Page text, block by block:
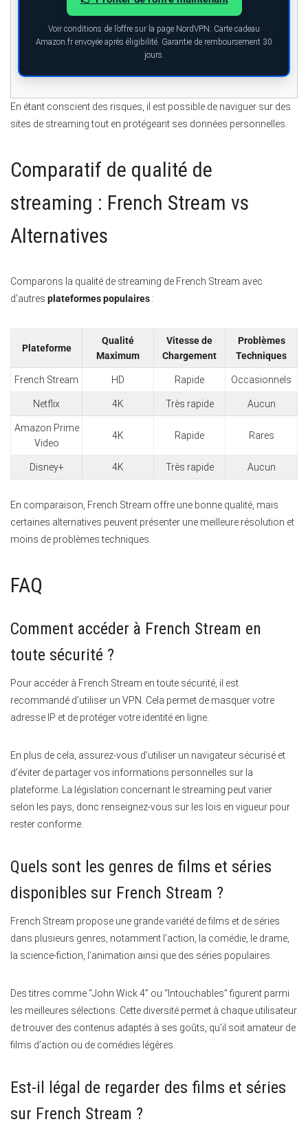
Voir conditions de l’offre sur la page NordVPN. Carte cadeau
Amazon.fr envoyée après éligibilité. Garantie de remboursement 30
jours.
En étant conscient des risques, il est possible de naviguer sur des
sites de streaming tout en protégeant ses données personnelles.
Comparatif de qualité de
streaming : French Stream vs
Alternatives
Comparons la qualité de streaming de French Stream avec
d’autres plateformes populaires :
Plateforme
Qualité
Maximum
Vitesse de
Chargement
Problèmes
Techniques
French Stream HD Rapide Occasionnels
Netflix 4K Très rapide Aucun
Amazon Prime
Video
4K Rapide Rares
Disney+ 4K Très rapide Aucun
En comparaison, French Stream offre une bonne qualité, mais
certaines alternatives peuvent présenter une meilleure résolution et
moins de problèmes techniques.
FAQ
Comment accéder à French Stream en
toute sécurité ?
Pour accéder à French Stream en toute sécurité, il est
recommandé d’utiliser un VPN. Cela permet de masquer votre
adresse IP et de protéger votre identité en ligne.
En plus de cela, assurez-vous d’utiliser un navigateur sécurisé et
d’éviter de partager vos informations personnelles sur la
plateforme. La législation concernant le streaming peut varier
selon les pays, donc renseignez-vous sur les lois en vigueur pour
rester conforme.
Quels sont les genres de films et séries
disponibles sur French Stream ?
French Stream propose une grande variété de films et de séries
dans plusieurs genres, notamment l’action, la comédie, le drame,
la science-fiction, l’animation ainsi que des séries populaires.
Des titres comme “John Wick 4” ou “Intouchables” figurent parmi
les meilleures sélections. Cette diversité permet à chaque utilisateur
de trouver des contenus adaptés à ses goûts, qu’il soit amateur de
films d’action ou de comédies légères.
Est-il légal de regarder des films et séries
sur French Stream ?